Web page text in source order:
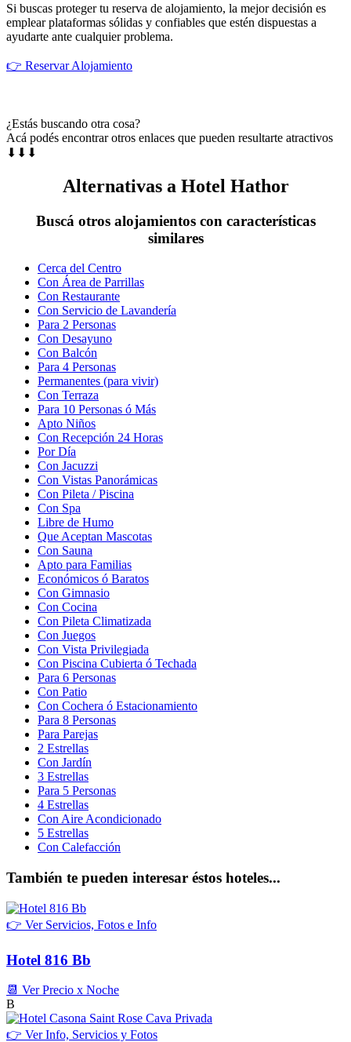
Si buscas proteger tu reserva de alojamiento, la mejor decisión es
emplear plataformas sólidas y confiables que estén dispuestas a
ayudarte ante cualquier problema.
👉 Reservar Alojamiento
¿Estás buscando otra cosa?
Acá podés encontrar otros enlaces que pueden resultarte atractivos
⬇⬇⬇
Alternativas a Hotel Hathor
Buscá otros alojamientos con características
similares
Cerca del Centro
Con Área de Parrillas
Con Restaurante
Con Servicio de Lavandería
Para 2 Personas
Con Desayuno
Con Balcón
Para 4 Personas
Permanentes (para vivir)
Con Terraza
Para 10 Personas ó Más
Apto Niños
Con Recepción 24 Horas
Por Día
Con Jacuzzi
Con Vistas Panorámicas
Con Pileta / Piscina
Con Spa
Libre de Humo
Que Aceptan Mascotas
Con Sauna
Apto para Familias
Económicos ó Baratos
Con Gimnasio
Con Cocina
Con Pileta Climatizada
Con Juegos
Con Vista Privilegiada
Con Piscina Cubierta ó Techada
Para 6 Personas
Con Patio
Con Cochera ó Estacionamiento
Para 8 Personas
Para Parejas
2 Estrellas
Con Jardín
3 Estrellas
Para 5 Personas
4 Estrellas
Con Aire Acondicionado
5 Estrellas
Con Calefacción
También te pueden interesar éstos hoteles...
👉 Ver Servicios, Fotos e Info
Hotel 816 Bb
📆 Ver Precio x Noche
B
👉 Ver Info, Servicios y Fotos